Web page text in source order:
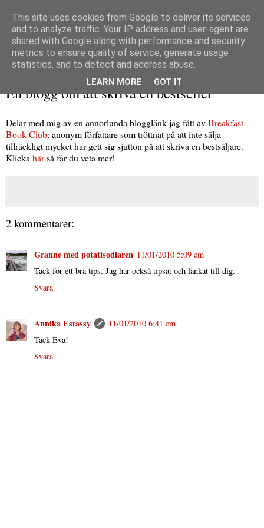
En blogg om att skriva en bestseller
Delar med mig av en annorlunda blogglänk jag fått avBreakfast
Book Club: anonym författare som tröttnat på att inte sälja
tillräckligt mycket har gett sig sjutton på att skriva en bestsäljare.
Klicka härså får du veta mer!
2 kommentarer:
Granne med potatisodlaren 11/01/2010 5:09 em
Tack för ett bra tips. Jag har också tipsat och länkat till dig.
Svara
Annika Estassy
11/01/2010 6:41 em
Tack Eva!
Svara
This site uses cookies from Google to deliver its services
and to analyze traffic. Your IP address and user-agent are
shared with Google along with performance and security
metrics to ensure quality of service, generate usage
statistics, and to detect and address abuse.
LEARN MORE GOT IT